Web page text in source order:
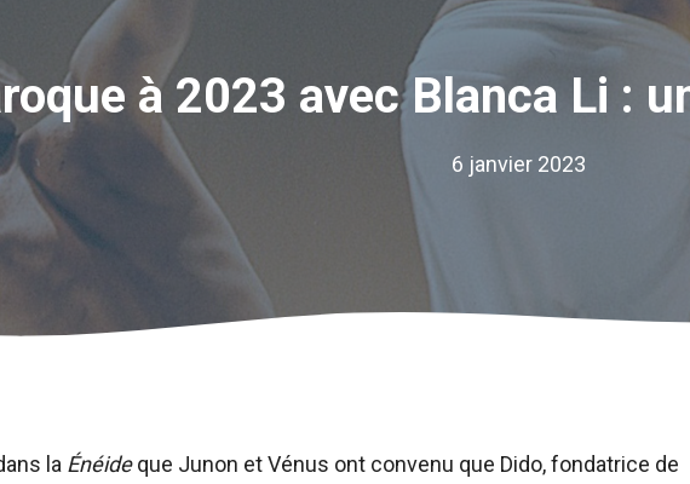
à 2023 avec Blanca Li :
6 janvier 2023
la Énéideque Junon et Vénus ont convenu que Dido, fondatrice de